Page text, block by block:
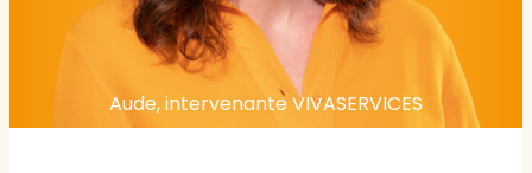
Aude, intervenante VIVASERVICES